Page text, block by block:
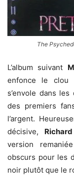
The
L’album suivant
enfonce le clou
s’envole dans
des premiers
l’argent.
décisive,
version
obscurs pour les
noir plutôt que le